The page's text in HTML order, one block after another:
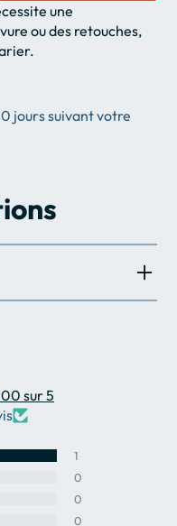
une
ou des retouches,
jours suivant votre
sur 5
1
0
0
0